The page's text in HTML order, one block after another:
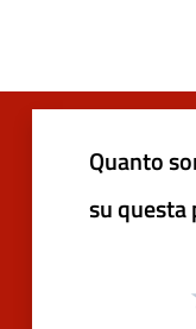
Quanto
su questa